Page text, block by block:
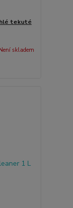
tekuté
Není skladem